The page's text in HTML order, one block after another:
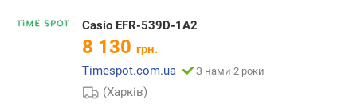
Casio EFR-539D-1A2
8 130 грн.
Timespot.com.ua
З нами 2 роки
(Харків)